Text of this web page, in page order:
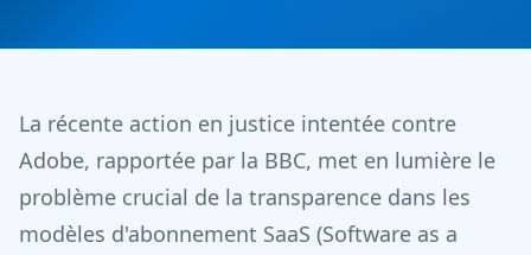
La récente action en justice intentée contre
Adobe, rapportée par la BBC, met en lumière le
problème crucial de la transparence dans les
modèles d'abonnement SaaS (Software as a